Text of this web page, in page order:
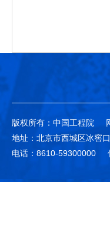
版权所有：中国工程院
地址：北京市西城区冰窖
电话：8610-59300000